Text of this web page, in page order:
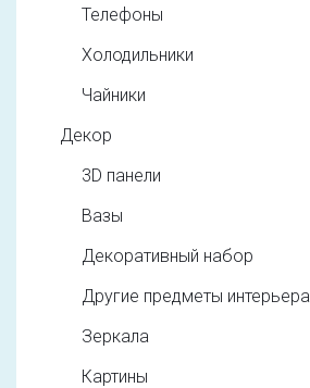
Телефоны
Холодильники
Чайники
Декор
3D панели
Вазы
Декоративный набор
Другие предметы интерьера
Зеркала
Картины